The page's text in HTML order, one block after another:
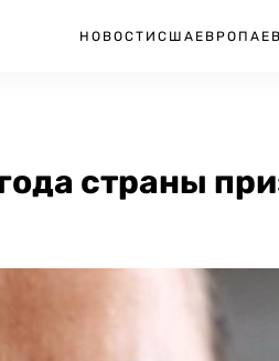
НОВОСТИ США ЕВРОПА
страны